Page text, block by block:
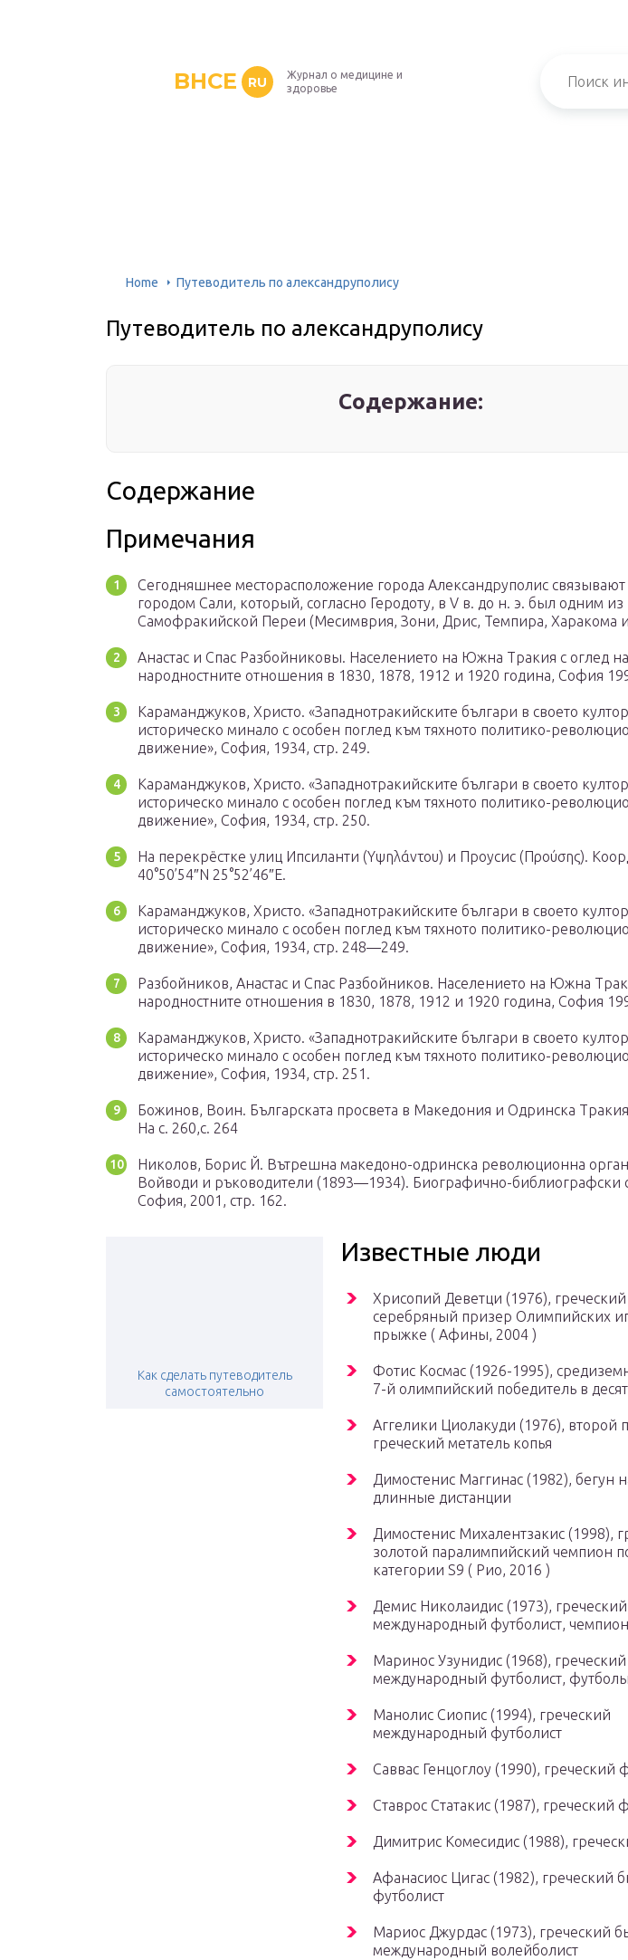
BHCE RU
Журнал о медицине и
здоровье
Home Путеводитель по александруполису
Путеводитель по александруполису
Содержание:
Содержание
Примечания
Сегодняшнее месторасположение города Александруполис
городом Сали, который, согласно Геродоту, в V в. до н. э. был одним из
Самофракийской Переи (Месимврия, Зони, Дрис, Темпира, Харакома
Анастас и Спас Разбойниковы. Населението на Южна Тракия с оглед на
народностните отношения в 1830, 1878, 1912 и 1920 година, София
Караманджуков, Христо. «Западнотракийските българи в своето
историческо минало с особен поглед към тяхното политико-
движение», София, 1934, стр. 249.
Караманджуков, Христо. «Западнотракийските българи в своето
историческо минало с особен поглед към тяхното политико-
движение», София, 1934, стр. 250.
На перекрёстке улиц Ипсиланти (Υψηλάντου) и Проусис (Προύσης).
40°50’54″N 25°52’46″E.
Караманджуков, Христо. «Западнотракийските българи в своето
историческо минало с особен поглед към тяхното политико-
движение», София, 1934, стр. 248—249.
Разбойников, Анастас и Спас Разбойников. Населението на Южна
народностните отношения в 1830, 1878, 1912 и 1920 година, София
Караманджуков, Христо. «Западнотракийските българи в своето
историческо минало с особен поглед към тяхното политико-
движение», София, 1934, стр. 251.
Божинов, Воин. Българската просвета в Македония и Одринска
На с. 260,с. 264
Николов, Борис Й. Вътрешна македоно-одринска революционна
Войводи и ръководители (1893—1934). Биографично-библиографски
София, 2001, стр. 162.
Как сделать путеводитель
самостоятельно
Известные люди
Хрисопий Деветци (1976), греческий
серебряный призер Олимпийских
прыжке ( Афины, 2004 )
Фотис Космас (1926-1995),
7-й олимпийский победитель в
Аггелики Циолакуди (1976), второй
греческий метатель копья
Димостенис Маггинас (1982), бегун
длинные дистанции
Димостенис Михалентзакис (1998),
золотой паралимпийский чемпион
категории S9 ( Рио, 2016 )
Демис Николаидис (1973),
международный футболист,
Маринос Узунидис (1968),
международный футболист,
Манолис Сиопис (1994), греческий
международный футболист
Саввас Генцоглоу (1990), греческий
Ставрос Статакис (1987), греческий
Димитрис Комесидис (1988),
Афанасиос Цигас (1982), греческий
футболист
Мариос Джурдас (1973), греческий
международный волейболист